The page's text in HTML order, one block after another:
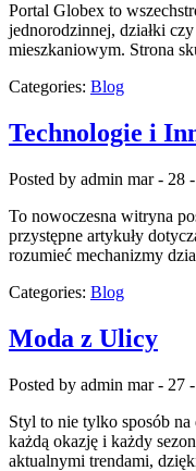
Portal Globex to
jednorodzinnej, działki
mieszkaniowym. Strona
Categories: Blog
Technologie i
Posted by admin mar - 28
To nowoczesna witryna
przystępne artykuły
rozumieć mechanizmy
Categories: Blog
Moda z Ulicy
Posted by admin mar - 27
Styl to nie tylko sposób
każdą okazję i każdy
aktualnymi trendami,